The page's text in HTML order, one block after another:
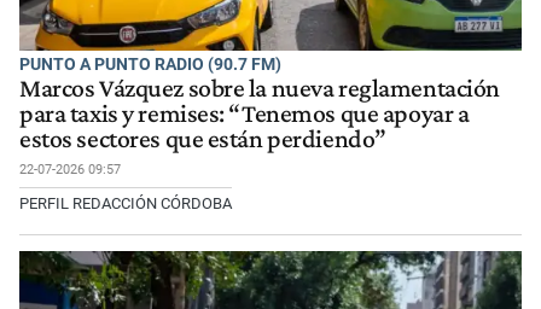
PUNTO A PUNTO RADIO (90.7 FM)
Marcos Vázquez sobre la nueva reglamentación
para taxis y remises: “Tenemos que apoyar a
estos sectores que están perdiendo”
22-07-2026 09:57
PERFIL REDACCIÓN CÓRDOBA